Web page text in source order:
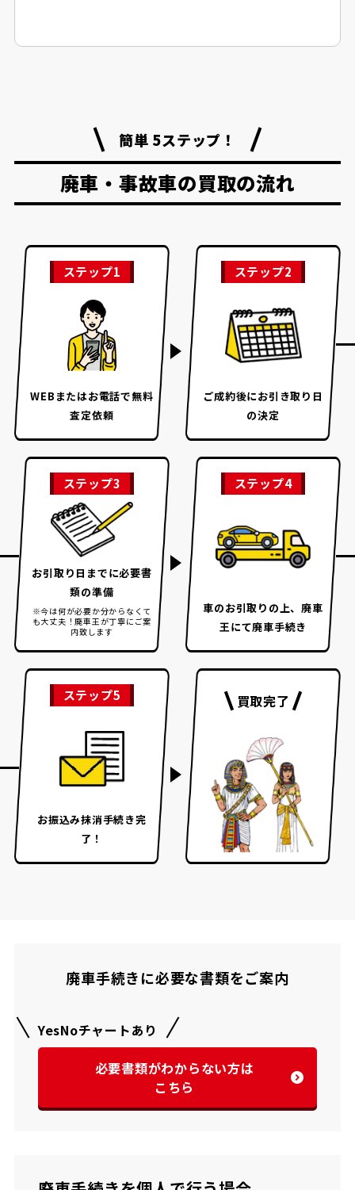
簡単 5ステップ！
廃車・事故車の買取の流れ
ステップ1
WEBまたはお電話で無料
査定依頼
ステップ2
ご成約後にお引き取り日
の決定
ステップ3
お引取り日までに必要書
類の準備
※今は何が必要か分からなくて
も大丈夫！廃車王が丁寧にご案
内致します
ステップ4
車のお引取りの上、廃車
王にて廃車手続き
ステップ5
お振込み抹消手続き完
了！
買取完了
廃車手続きに必要な書類をご案内
YesNoチャートあり
必要書類がわからない方は
こちら